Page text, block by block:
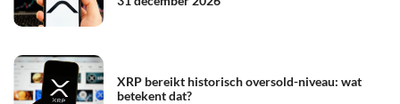
XRP bereikt historisch oversold-niveau: wat
betekent dat?